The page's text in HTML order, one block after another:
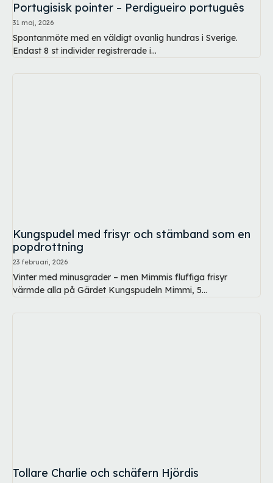
Portugisisk pointer – Perdigueiro português
31 maj, 2026
Spontanmöte med en väldigt ovanlig hundras i Sverige.
Endast 8 st individer registrerade i...
Kungspudel med frisyr och stämband som en
popdrottning
23 februari, 2026
Vinter med minusgrader – men Mimmis fluffiga frisyr
värmde alla på Gärdet Kungspudeln Mimmi, 5...
Tollare Charlie och schäfern Hjördis